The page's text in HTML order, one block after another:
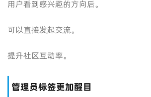
用户看到感兴趣的方向后。
可以直接发起交流。
提升社区互动率。
管理员标签更加醒目